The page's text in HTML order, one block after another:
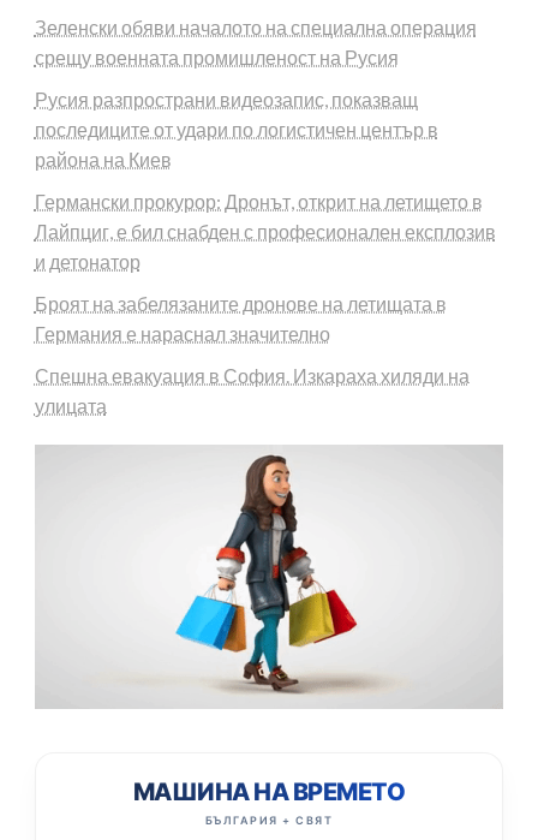
Зеленски обяви началото на специална операция
срещу военната промишленост на Русия
Русия разпространи видеозапис, показващ
последиците от удари по логистичен център в
района на Киев
Германски прокурор: Дронът, открит на летището в
Лайпциг, е бил снабден с професионален експлозив
и детонатор
Броят на забелязаните дронове на летищата в
Германия е нараснал значително
Спешна евакуация в София. Изкараха хиляди на
улицата
МАШИНА НА ВРЕМЕТО
БЪЛГАРИЯ + СВЯТ